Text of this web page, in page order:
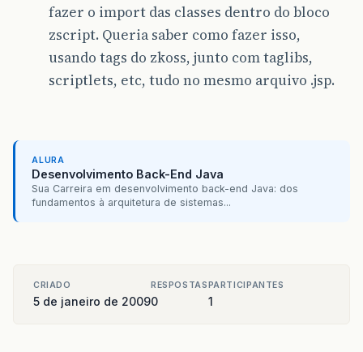
fazer o import das classes dentro do bloco
zscript. Queria saber como fazer isso,
usando tags do zkoss, junto com taglibs,
scriptlets, etc, tudo no mesmo arquivo .jsp.
ALURA
Desenvolvimento Back-End Java
Sua Carreira em desenvolvimento back-end Java: dos
fundamentos à arquitetura de sistemas...
CRIADO
5 de janeiro de 2009
RESPOSTAS
0
PARTICIPANTES
1